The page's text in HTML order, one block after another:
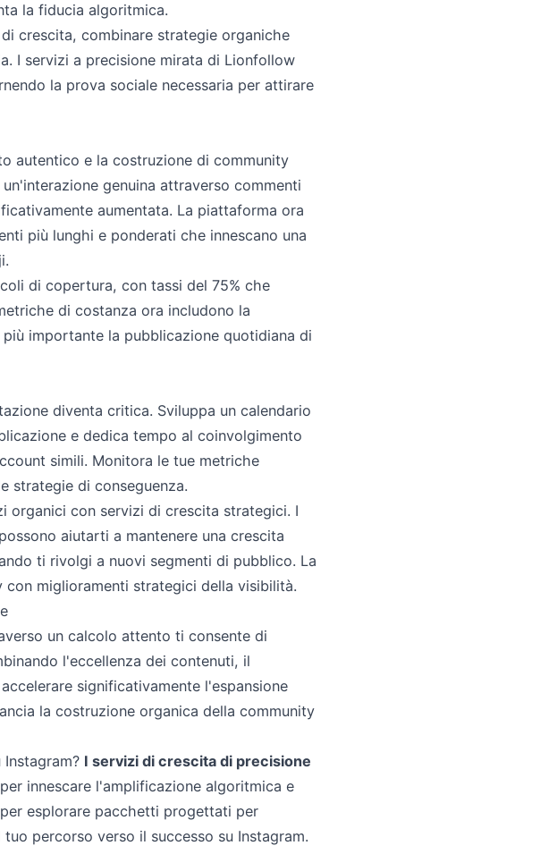
la fiducia algoritmica.
crescita, combinare strategie organiche
I servizi a precisione mirata di Lionfollow
la prova sociale necessaria per attirare
autentico e la costruzione di community
genuina attraverso commenti
aumentata. La piattaforma ora
più lunghi e ponderati che innescano una
di copertura, con tassi del 75% che
di costanza ora includono la
importante la pubblicazione quotidiana di
diventa critica. Sviluppa un calendario
e dedica tempo al coinvolgimento
simili. Monitora le tue metriche
strategie di conseguenza.
organici con servizi di crescita strategici. I
aiutarti a mantenere una crescita
ti rivolgi a nuovi segmenti di pubblico. La
miglioramenti strategici della visibilità.
un calcolo attento ti consente di
l'eccellenza dei contenuti, il
significativamente l'espansione
la costruzione organica della community
I servizi di crescita di precisione
innescare l'amplificazione algoritmica e
esplorare pacchetti progettati per
percorso verso il successo su Instagram.